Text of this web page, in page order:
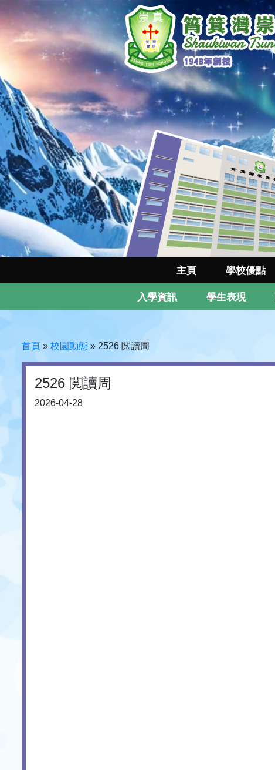
主頁 學校優點
入學資訊 學生表現
首頁 » 校園動態 » 2526 閲讀周
2526 閲讀周
2026-04-28